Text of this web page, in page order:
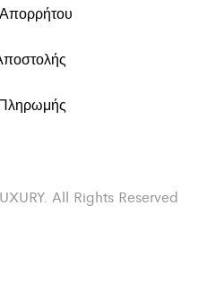
Απορρήτου
All Rights Reserved